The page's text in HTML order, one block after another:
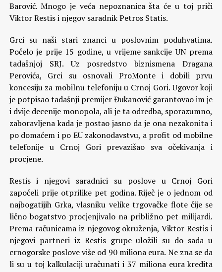
Barović. Mnogo je veća nepoznanica šta će u toj priči
Viktor Restis i njegov saradnik Petros Statis.
Grci su naši stari znanci u poslovnim poduhvatima.
Počelo je prije 15 godine, u vrijeme sankcije UN prema
tadašnjoj SRJ. Uz posredstvo biznismena Dragana
Perovića, Grci su osnovali ProMonte i dobili prvu
koncesiju za mobilnu telefoniju u Crnoj Gori. Ugovor koji
je potpisao tadašnji premijer Đukanović garantovao im je
i dvije decenije monopola, ali je ta odredba, sporazumno,
zaboravljena kada je postao jasno da je ona nezakonita i
po domaćem i po EU zakonodavstvu, a profit od mobilne
telefonije u Crnoj Gori prevazišao sva očekivanja i
procjene.
Restis i njegovi saradnici su poslove u Crnoj Gori
započeli prije otprilike pet godina. Riječ je o jednom od
najbogatijih Grka, vlasniku velike trgovačke flote čije se
lično bogatstvo procjenjivalo na približno pet milijardi.
Prema računicama iz njegovog okruženja, Viktor Restis i
njegovi partneri iz Restis grupe uložili su do sada u
crnogorske poslove više od 90 miliona eura. Ne zna se da
li su u toj kalkulaciji uračunati i 37 miliona eura kredita